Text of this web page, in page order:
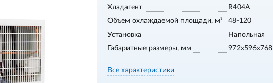
Хладагент
R404A
Объем охлаждаемой площади, м³
48-120
Установка
Напольная
Габаритные размеры, мм
972x596x768
Все характеристики